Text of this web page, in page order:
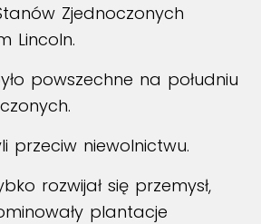
Zjednoczonych
Lincoln.
powszechne na południu
przeciw niewolnictwu.
rozwijał się przemysł,
plantacje